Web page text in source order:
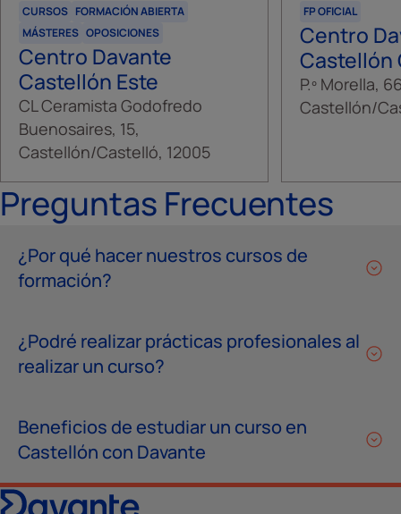
CURSOS FORMACIÓN ABIERTA
MÁSTERES OPOSICIONES
Centro Davante
Castellón Este
CL Ceramista Godofredo
Buenosaires, 15,
Castellón/Castelló, 12005
FP OFICIAL
Centro
Castellón
P.º Morella,
Castellón/
Preguntas Frecuentes
¿Por qué hacer nuestros cursos de
formación?
¿Podré realizar prácticas profesionales al
realizar un curso?
Beneficios de estudiar un curso en
Castellón con Davante